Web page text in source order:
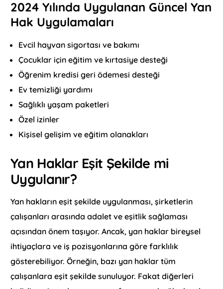
2024 Yılında Uygulanan Güncel Yan
Hak Uygulamaları
Evcil hayvan sigortası ve bakımı
Çocuklar için eğitim ve kırtasiye desteği
Öğrenim kredisi geri ödemesi desteği
Ev temizliği yardımı
Sağlıklı yaşam paketleri
Özel izinler
Kişisel gelişim ve eğitim olanakları
Yan Haklar Eşit Şekilde mi
Uygulanır?
Yan hakların eşit şekilde uygulanması, şirketlerin
çalışanları arasında adalet ve eşitlik sağlaması
açısından önem taşıyor. Ancak, yan haklar bireysel
ihtiyaçlara ve iş pozisyonlarına göre farklılık
gösterebiliyor. Örneğin, bazı yan haklar tüm
çalışanlara eşit şekilde sunuluyor. Fakat diğerleri